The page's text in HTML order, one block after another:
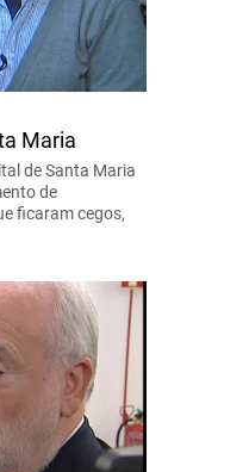
Maria
de Santa Maria
de
ficaram cegos,